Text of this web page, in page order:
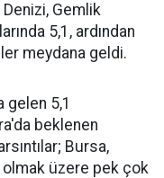
Gemlik
5,1, ardından
meydana geldi.
gelen 5,1
beklenen
Bursa,
üzere pek çok